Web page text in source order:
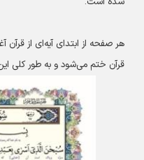
هر صفحه از ابتدای آیه‌ای از قرآن
قرآن ختم می‌شود و به طور کلی این قرآن در ۶۰۴ صفحه